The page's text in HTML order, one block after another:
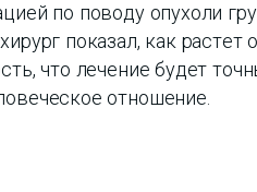
по поводу опухоли
показал, как растет
что лечение будет
отношение.